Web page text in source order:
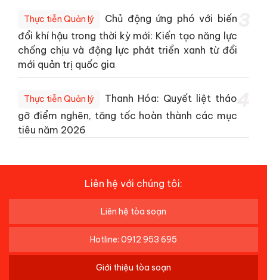
Thực tiễn Quản lý
Chủ động ứng phó với biến
đổi khí hậu trong thời kỳ mới: Kiến tạo năng lực
chống chịu và động lực phát triển xanh từ đổi
mới quản trị quốc gia
Thực tiễn Quản lý
Thanh Hóa: Quyết liệt tháo
gỡ điểm nghẽn, tăng tốc hoàn thành các mục
tiêu năm 2026
Liên hệ với chúng tôi:
Liên hệ tòa soạn
Hotline: 0912 953 695
Giới thiệu tòa soạn